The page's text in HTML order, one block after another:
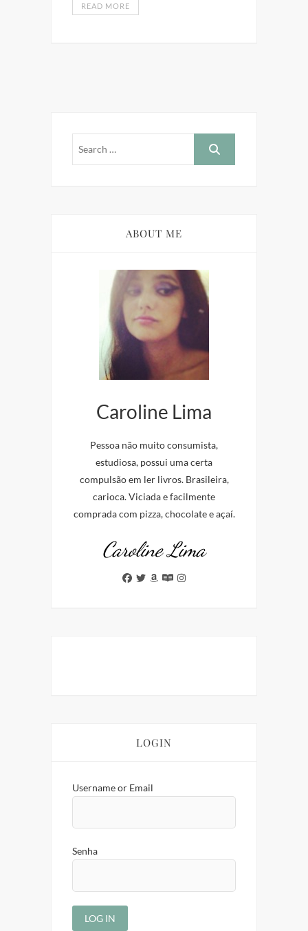
READ MORE
ABOUT ME
Caroline Lima
Pessoa não muito consumista,
estudiosa, possui uma certa
compulsão em ler livros. Brasileira,
carioca. Viciada e facilmente
comprada com pizza, chocolate e açaí.
Caroline Lima
LOGIN
Username or Email
Senha